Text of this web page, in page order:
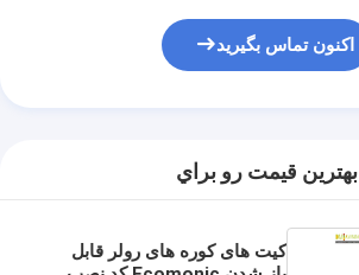
اکنون تماس بگیرید
بهترين قيمت رو براي
کیت های کوره های رولر قابل